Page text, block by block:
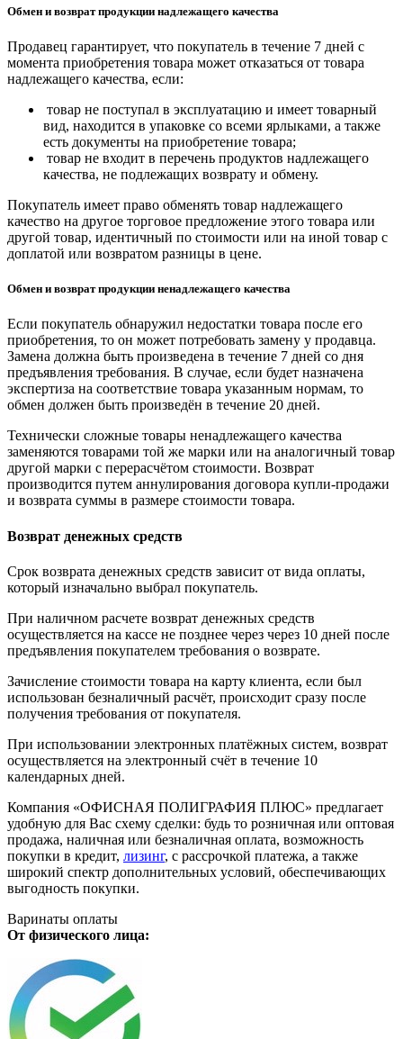
Обмен и возврат продукции надлежащего качества
Продавец гарантирует, что покупатель в течение 7 дней с
момента приобретения товара может отказаться от товара
надлежащего качества, если:
товар не поступал в эксплуатацию и имеет товарный
вид, находится в упаковке со всеми ярлыками, а также
есть документы на приобретение товара;
товар не входит в перечень продуктов надлежащего
качества, не подлежащих возврату и обмену.
Покупатель имеет право обменять товар надлежащего
качество на другое торговое предложение этого товара или
другой товар, идентичный по стоимости или на иной товар с
доплатой или возвратом разницы в цене.
Обмен и возврат продукции ненадлежащего качества
Если покупатель обнаружил недостатки товара после его
приобретения, то он может потребовать замену у продавца.
Замена должна быть произведена в течение 7 дней со дня
предъявления требования. В случае, если будет назначена
экспертиза на соответствие товара указанным нормам, то
обмен должен быть произведён в течение 20 дней.
Технически сложные товары ненадлежащего качества
заменяются товарами той же марки или на аналогичный товар
другой марки с перерасчётом стоимости. Возврат
производится путем аннулирования договора купли-продажи
и возврата суммы в размере стоимости товара.
Возврат денежных средств
Срок возврата денежных средств зависит от вида оплаты,
который изначально выбрал покупатель.
При наличном расчете возврат денежных средств
осуществляется на кассе не позднее через через 10 дней после
предъявления покупателем требования о возврате.
Зачисление стоимости товара на карту клиента, если был
использован безналичный расчёт, происходит сразу после
получения требования от покупателя.
При использовании электронных платёжных систем, возврат
осуществляется на электронный счёт в течение 10
календарных дней.
Компания «ОФИСНАЯ ПОЛИГРАФИЯ ПЛЮС» предлагает
удобную для Вас схему сделки: будь то розничная или оптовая
продажа, наличная или безналичная оплата, возможность
покупки в кредит, лизинг, с рассрочкой платежа, а также
широкий спектр дополнительных условий, обеспечивающих
выгодность покупки.
Варинаты оплаты
От физического лица: